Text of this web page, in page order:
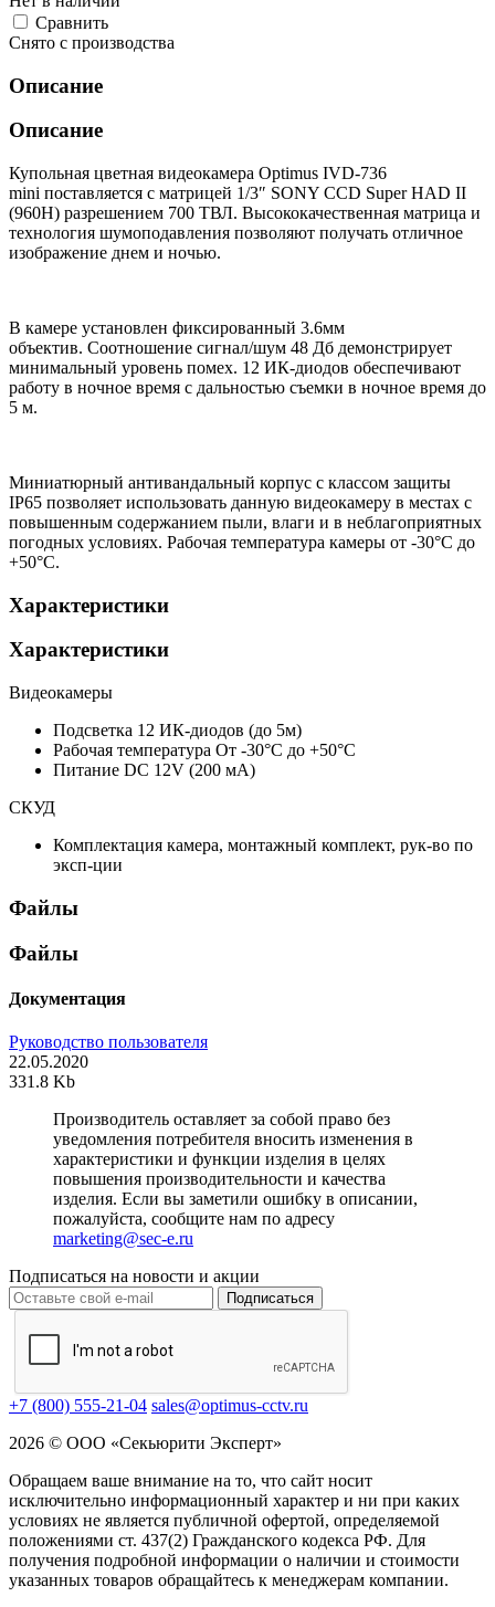
Cравнить
Снято с производства
Описание
Описание
Купольная цветная видеокамера Optimus IVD-736
mini поставляется с матрицей 1/3″ SONY CCD Super HAD II
(960H) разрешением 700 ТВЛ. Высококачественная матрица и
технология шумоподавления позволяют получать отличное
изображение днем и ночью.
В камере установлен фиксированный 3.6мм
объектив. Соотношение сигнал/шум 48 Дб демонстрирует
минимальный уровень помех. 12 ИК-диодов обеспечивают
работу в ночное время с дальностью съемки в ночное время до
5 м.
Миниатюрный антивандальный корпус с классом защиты
IP65 позволяет использовать данную видеокамеру в местах с
повышенным содержанием пыли, влаги и в неблагоприятных
погодных условиях. Рабочая температура камеры от -30°С до
+50°С.
Характеристики
Характеристики
Видеокамеры
Подсветка 12 ИК-диодов (до 5м)
Рабочая температура От -30°С до +50°С
Питание DC 12V (200 мА)
СКУД
Комплектация камера, монтажный комплект, рук-во по
эксп-ции
Файлы
Файлы
Документация
Руководство пользователя
22.05.2020
331.8 Kb
Производитель оставляет за собой право без
уведомления потребителя вносить изменения в
характеристики и функции изделия в целях
повышения производительности и качества
изделия. Если вы заметили ошибку в описании,
пожалуйста, сообщите нам по адресу
marketing@sec-e.ru
Подписаться на новости и акции
Подписаться
+7 (800) 555-21-04 sales@optimus-cctv.ru
2026 © ООО «Секьюрити Эксперт»
Обращаем ваше внимание на то, что сайт носит
исключительно информационный характер и ни при каких
условиях не является публичной офертой, определяемой
положениями ст. 437(2) Гражданского кодекса РФ. Для
получения подробной информации о наличии и стоимости
указанных товаров обращайтесь к менеджерам компании.